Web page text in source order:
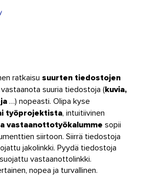
ratkaisu suurten tiedostojen
suuria tiedostoja (kuvia,
…) nopeasti. Olipa kyse
työprojektista, intuitiivinen
vastaanottotyökalumme sopii
siirtoon. Siirrä tiedostoja
jakolinkki. Pyydä tiedostoja
vastaanottolinkki.
nopea ja turvallinen.